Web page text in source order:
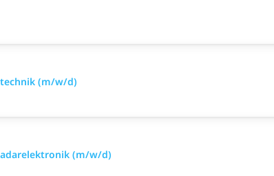
(m/w/d)
(m/w/d)